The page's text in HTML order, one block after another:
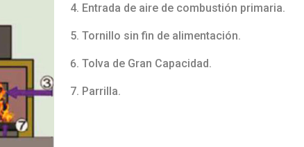
Entrada de aire de combustión primaria.
Tornillo sin fin de alimentación.
Tolva de Gran Capacidad.
Parrilla.